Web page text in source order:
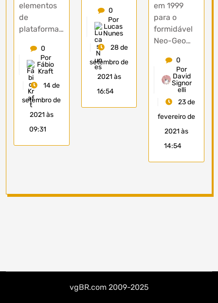
elementos
de
plataforma…
0
Por
Fábio
Kraft
14 de
setembro de
2021 às
09:31
0
Por
Lucas
Nunes
28 de
setembro de
2021 às
16:54
em 1999
para o
formidável
Neo-Geo…
0
Por
David
Signor
elli
23 de
fevereiro de
2021 às
14:54
vgBR.com 2009-2025